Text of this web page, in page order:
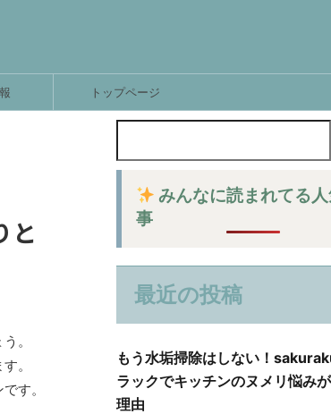
トップページ
と
。
。
す。
みんなに読まれてる
事
最近の投稿
もう水垢掃除はしない！
ラックでキッチンのヌメリ悩み
理由